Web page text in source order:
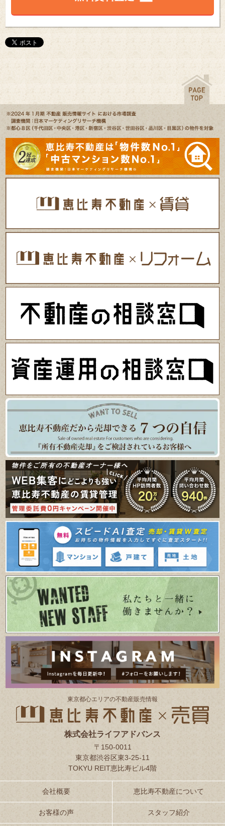
東京都⼼エリアの不動産販売情報
株式会社ライフアドバンス
〒150-0011
東京都渋谷区東3-25-11
TOKYU REIT恵比寿ビル4階
会社概要 恵比寿不動産について
お客様の声 スタッフ紹介